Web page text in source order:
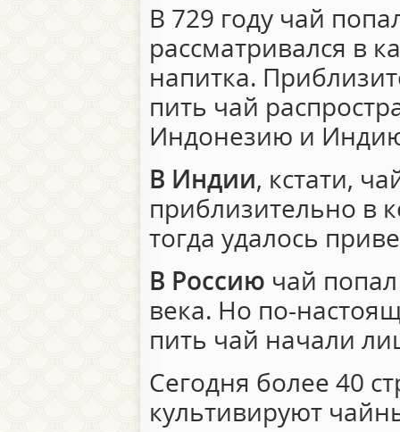
В 729 году чай
рассматривался в
напитка.
пить чай
Индонезию и
В Индии, кстати,
приблизительно в
тогда удалось
В Россию чай
века. Но по-
пить чай начали
Сегодня более 40
культивируют